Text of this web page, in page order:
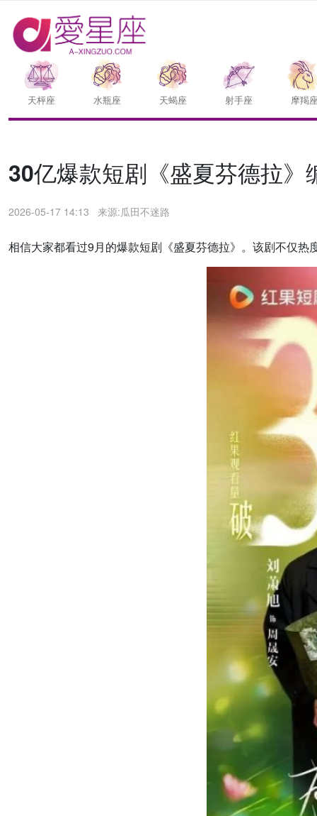
天枰座 水瓶座 天蝎座 射手座 摩羯
30亿爆款短剧《盛夏芬德拉
2026-05-17 14:13 来源:瓜田不迷路
相信大家都看过9月的爆款短剧《盛夏芬德拉》。该剧不仅